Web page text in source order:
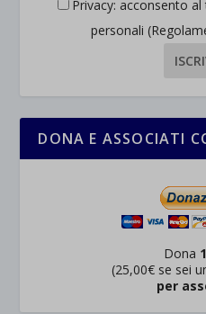
Privacy: acconsento
personali
DONA E ASSOCIATI
Dona
(25,00€ se sei
per
Mostra